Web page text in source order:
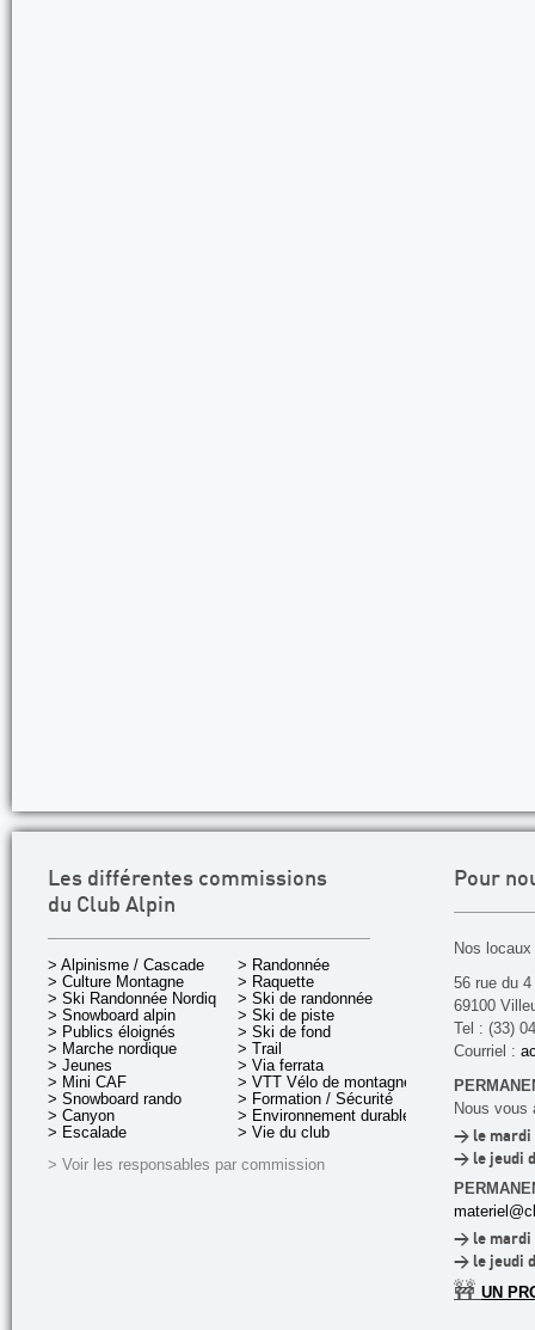
Les différentes commissions
du Club Alpin
> Alpinisme / Cascade
> Culture Montagne
> Ski Randonnée Nordique
> Snowboard alpin
> Publics éloignés
> Marche nordique
> Jeunes
> Mini CAF
> Snowboard rando
> Canyon
> Escalade
> Randonnée
> Raquette
> Ski de randonnée
> Ski de piste
> Ski de fond
> Trail
> Via ferrata
> VTT Vélo de montagne
> Formation / Sécurité
> Environnement durable
> Vie du club
> Voir les responsables par commission
Pour
Nos
56 rue du
69100
Tel : (33)
Courriel :
Nous vous
> le mardi
> le jeudi
> le mardi
> le jeudi
🚧 UN